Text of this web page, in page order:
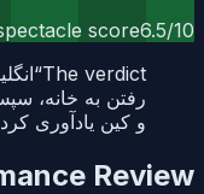
score6.5/10
The verdict
“
رفتن به خانه،
و کین یادآوری
Review